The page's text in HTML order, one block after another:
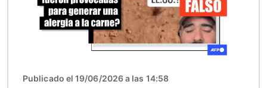
Publicado el 19/06/2026 a las 14:58